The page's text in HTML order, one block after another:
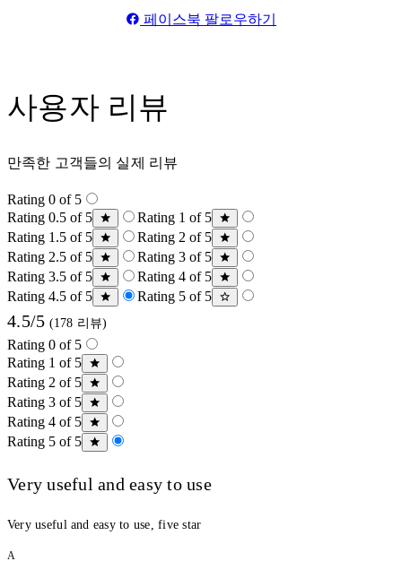
페이스북 팔로우하기
사용자 리뷰
만족한 고객들의 실제 리뷰
Rating 0 of 5
Rating 0.5 of 5
Rating 1 of 5
Rating 1.5 of 5
Rating 2 of 5
Rating 2.5 of 5
Rating 3 of 5
Rating 3.5 of 5
Rating 4 of 5
Rating 4.5 of 5
Rating 5 of 5
4.5/5 (178 리뷰)
Rating 0 of 5
Rating 1 of 5
Rating 2 of 5
Rating 3 of 5
Rating 4 of 5
Rating 5 of 5
Very useful and easy to use
Very useful and easy to use, five star
A